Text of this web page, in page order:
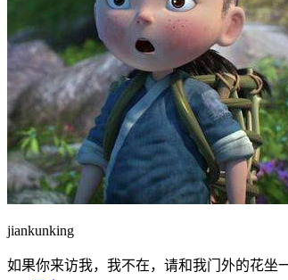
jiankunking
如果你来访我，我不在，请和我门外的花坐